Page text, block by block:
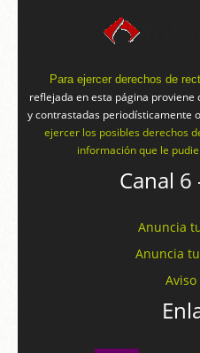
Para ejercer derechos de
reflejada en esta página
y contrastadas periodísticamente
ejercer los posibles derechos
información que le
Canal 6
Anuncia
Anuncia
Aviso